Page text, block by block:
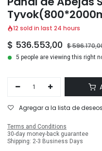
12 sold in last 24 hours
$ 536.553,00 $
5 people are viewing this right
Agregar a la lista de deseos
Terms and Conditions
30-day money-back guarantee
Shipping: 2-3 Business Days